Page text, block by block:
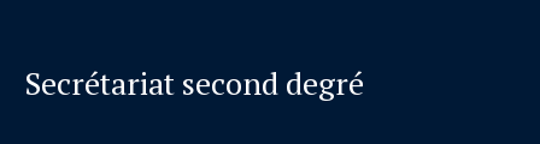
Secrétariat second degré